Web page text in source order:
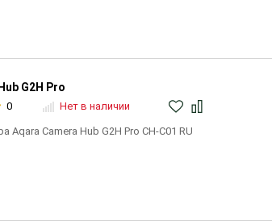
G2H Pro
0 Нет в наличии
Aqara Camera Hub G2H Pro CH-C01 RU